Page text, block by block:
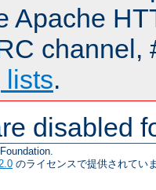
Apache
channel,
lists.
disabled
のライセンスで提供されてい